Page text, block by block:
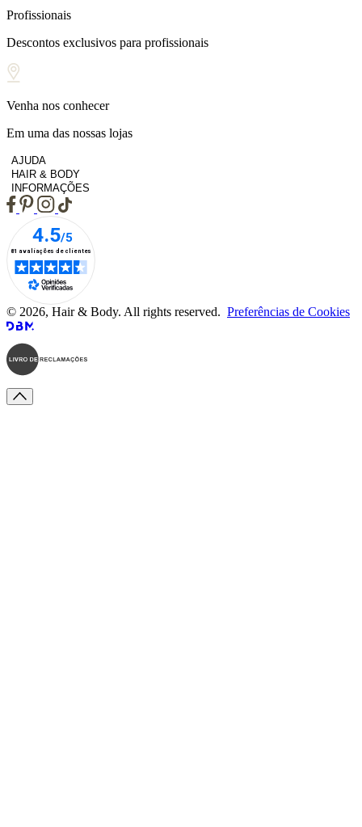
Profissionais
Descontos exclusivos para profissionais
Venha nos conhecer
Em uma das nossas lojas
AJUDA
HAIR & BODY
INFORMAÇÕES
© 2026, Hair & Body. All rights reserved. Preferências de Cookies